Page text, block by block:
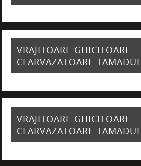
VRAJITOARE GHICITOARE
CLARVAZATOARE
VRAJITOARE GHICITOARE
CLARVAZATOARE